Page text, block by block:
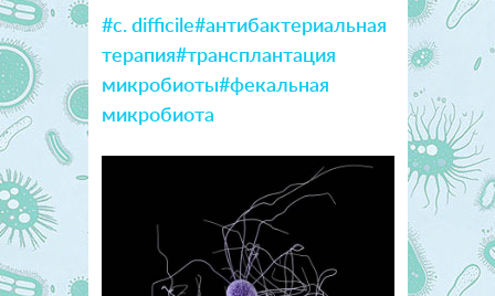
#c. difficile#антибактериальная
терапия#трансплантация
микробиоты#фекальная
микробиота